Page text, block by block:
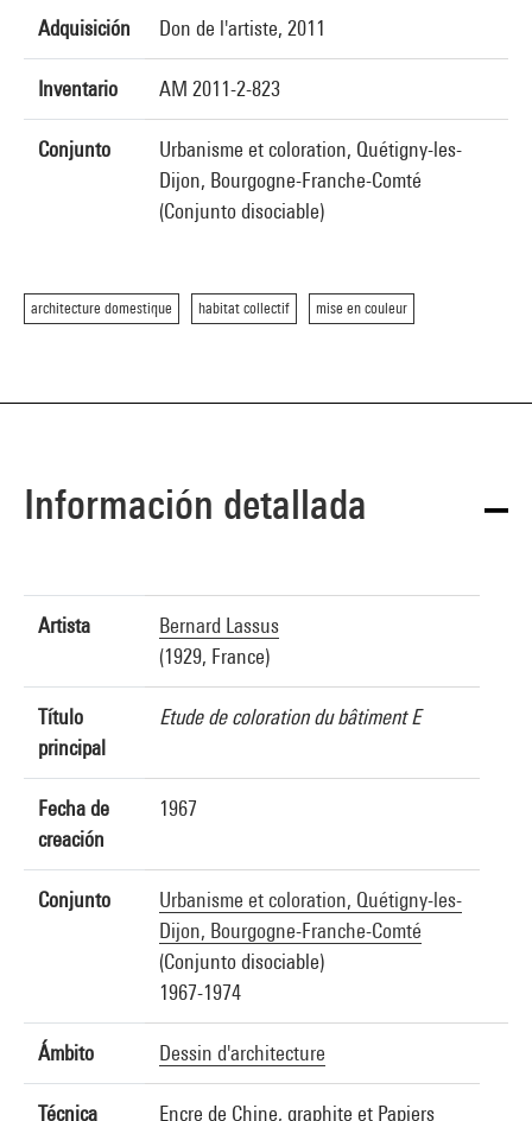
Adquisición Don de l'artiste, 2011
Inventario AM 2011-2-823
Conjunto
Urbanisme et coloration, Quétigny-les-
Dijon, Bourgogne-Franche-Comté
(Conjunto disociable)
architecture domestique habitat collectif mise en couleur
Información detallada
Artista
Bernard Lassus
(1929, France)
Título
principal
Etude de coloration du bâtiment E
Fecha de
creación
1967
Conjunto
Urbanisme et coloration, Quétigny-les-
Dijon, Bourgogne-Franche-Comté
(Conjunto disociable)
1967-1974
Ámbito Dessin d'architecture
Técnica Encre de Chine, graphite et Papiers